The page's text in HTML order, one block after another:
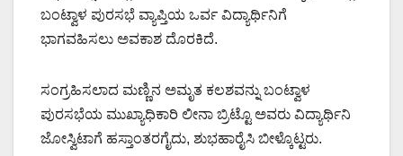
ಬಂಟ್ವಾಳ ಪುರಸಭೆ ವ್ಯಾಪ್ತಿಯ ಒರ್ವ ವಿದ್ಯಾರ್ಥಿನಿಗೆ
ಭಾಗವಹಿಸಲು ಅವಕಾಶ ದೊರಕಿದೆ.
ಸಂಗ್ರಹಿಸಲಾದ ಮಣ್ಣಿನ ಅಮೃತ ಕಲಶವನ್ನು ಬಂಟ್ವಾಳ
ಪುರಸಭೆಯ ಮುಖ್ಯಾಧಿಕಾರಿ ಲೀನಾ ಬ್ರಿಟ್ಟೊ ಅವರು ವಿದ್ಯಾರ್ಥಿನಿ
ಜೋಸ್ವಿಟಾಗೆ ಹಸ್ತಾಂತರಗೈದು, ಶುಭಹಾರೈಸಿ ಬೀಳ್ಕೊಟ್ಟರು.